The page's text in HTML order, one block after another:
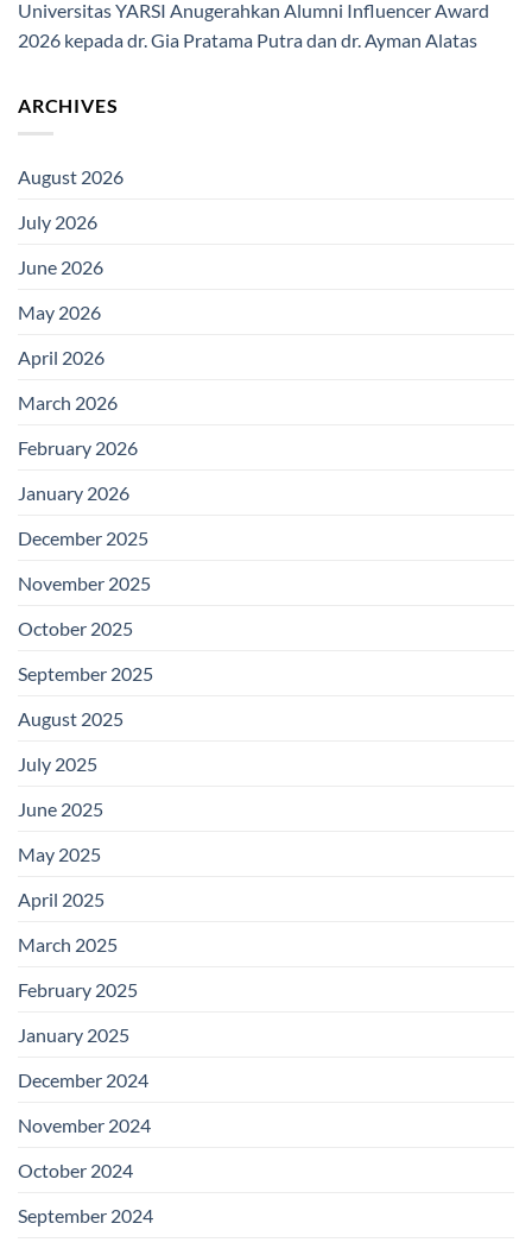
Universitas YARSI Anugerahkan Alumni Influencer Award
2026 kepada dr. Gia Pratama Putra dan dr. Ayman Alatas
ARCHIVES
August 2026
July 2026
June 2026
May 2026
April 2026
March 2026
February 2026
January 2026
December 2025
November 2025
October 2025
September 2025
August 2025
July 2025
June 2025
May 2025
April 2025
March 2025
February 2025
January 2025
December 2024
November 2024
October 2024
September 2024